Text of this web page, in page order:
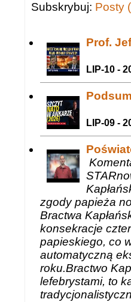
Subskrybuj: Posty
Prof.
LIP-10 -
LIP-09 -
zgody papieża
Bractwa
konsekracje
papieskiego, co
automatyczną
roku.Bractwo
lefebrystami, to